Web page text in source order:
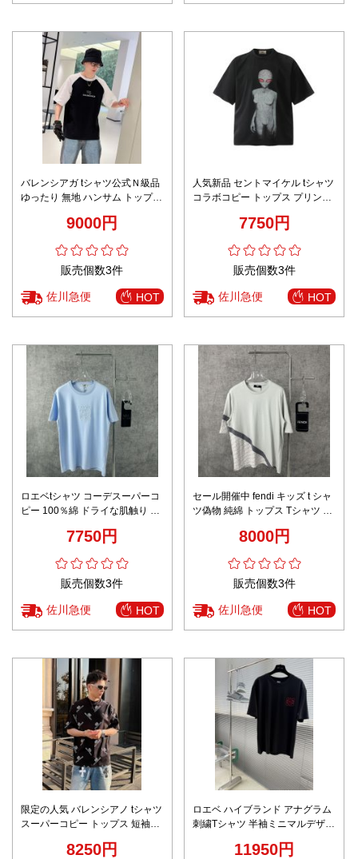
バレンシアガ tシャツ公式Ｎ級品
ゆったり 無地 ハンサム トップス
9000円
販売個数3件
佐川急便 HOT
人気新品 セントマイケル tシャツ
コラボコピー トップス プリント
7750円
販売個数3件
佐川急便 HOT
ロエベtシャツ コーデスーパーコ
ピー 100％綿 ドライな肌触り ト
丸首 シンプル ブルー
7750円
販売個数3件
佐川急便 HOT
セール開催中 fendi キッズ t シャ
ツ偽物 純綿 トップス Tシャツ ゆ
8000円
販売個数3件
佐川急便 HOT
限定の人気 バレンシアノ tシャツ
スーパーコピー トップス 短袖
8250円
ロエベ ハイブランド アナグラム
刺繍Tシャツ 半袖ミニマルデザイ
11950円